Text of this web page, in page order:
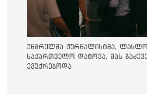
უნგრელმა ჟურნალისტმა, ლასლო
საქართველო დატოვა, მას
ემუქრებოდა